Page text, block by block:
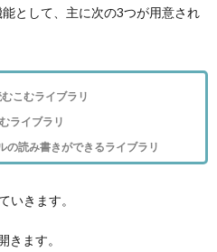
として、主に次の3つが用意され
こむライブラリ
ライブラリ
の読み書きができるライブラリ
いきます。
ます。